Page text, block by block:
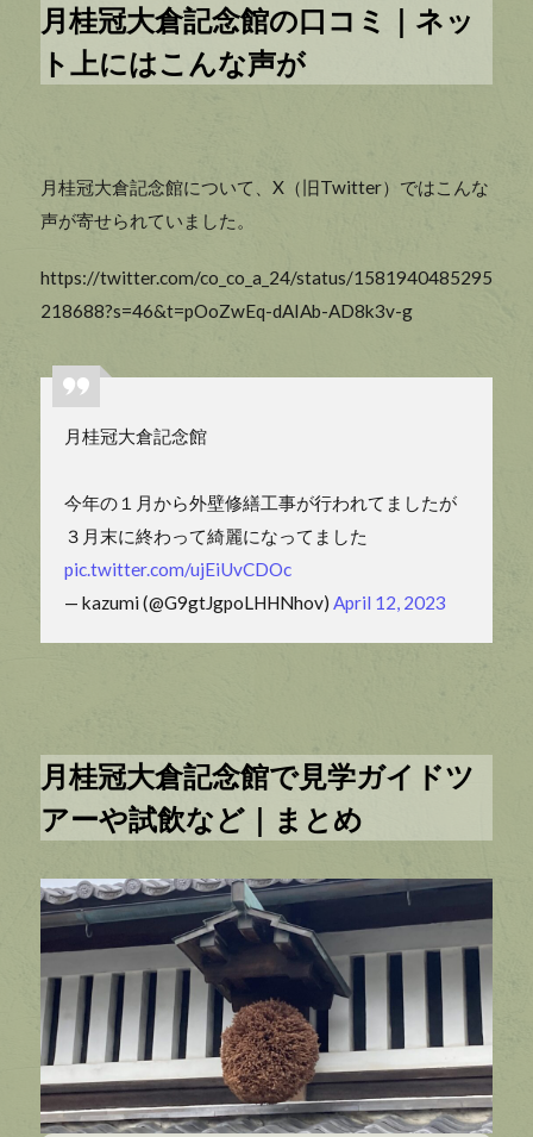
月桂冠大倉記念館の口コミ｜ネッ
ト上にはこんな声が
月桂冠大倉記念館について、X（旧Twitter）ではこんな
声が寄せられていました。
https://twitter.com/co_co_a_24/status/1581940485295
218688?s=46&t=pOoZwEq-dAIAb-AD8k3v-g
月桂冠大倉記念館
今年の１月から外壁修繕工事が行われてましたが
３月末に終わって綺麗になってました
pic.twitter.com/ujEiUvCDOc
— kazumi (@G9gtJgpoLHHNhov) April 12, 2023
月桂冠大倉記念館で見学ガイドツ
アーや試飲など｜まとめ